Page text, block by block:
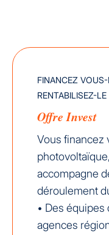
FINANCEZ
RENTABILISEZ-LE
Offre Invest
Vous financez
accompagne
déroulement
• Des équipes
agences